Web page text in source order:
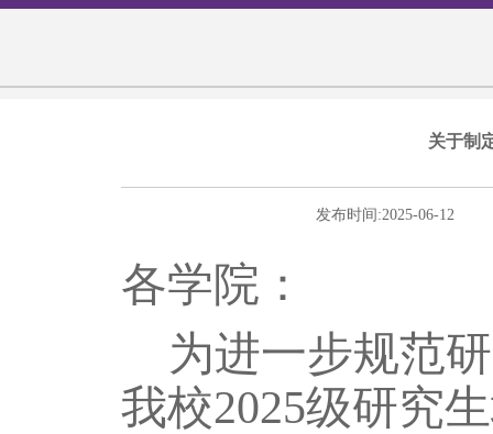
关于制
发布时间:2025-06-12
各学院：
为进一步规范
我校2025级研究